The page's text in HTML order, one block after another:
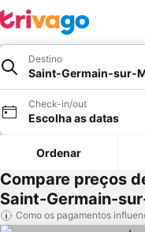
Destino
Saint-Germain-sur-
Check-in/out
Escolha as datas
Ordenar
Compare preços
Saint-Germain-
Como os pagamentos